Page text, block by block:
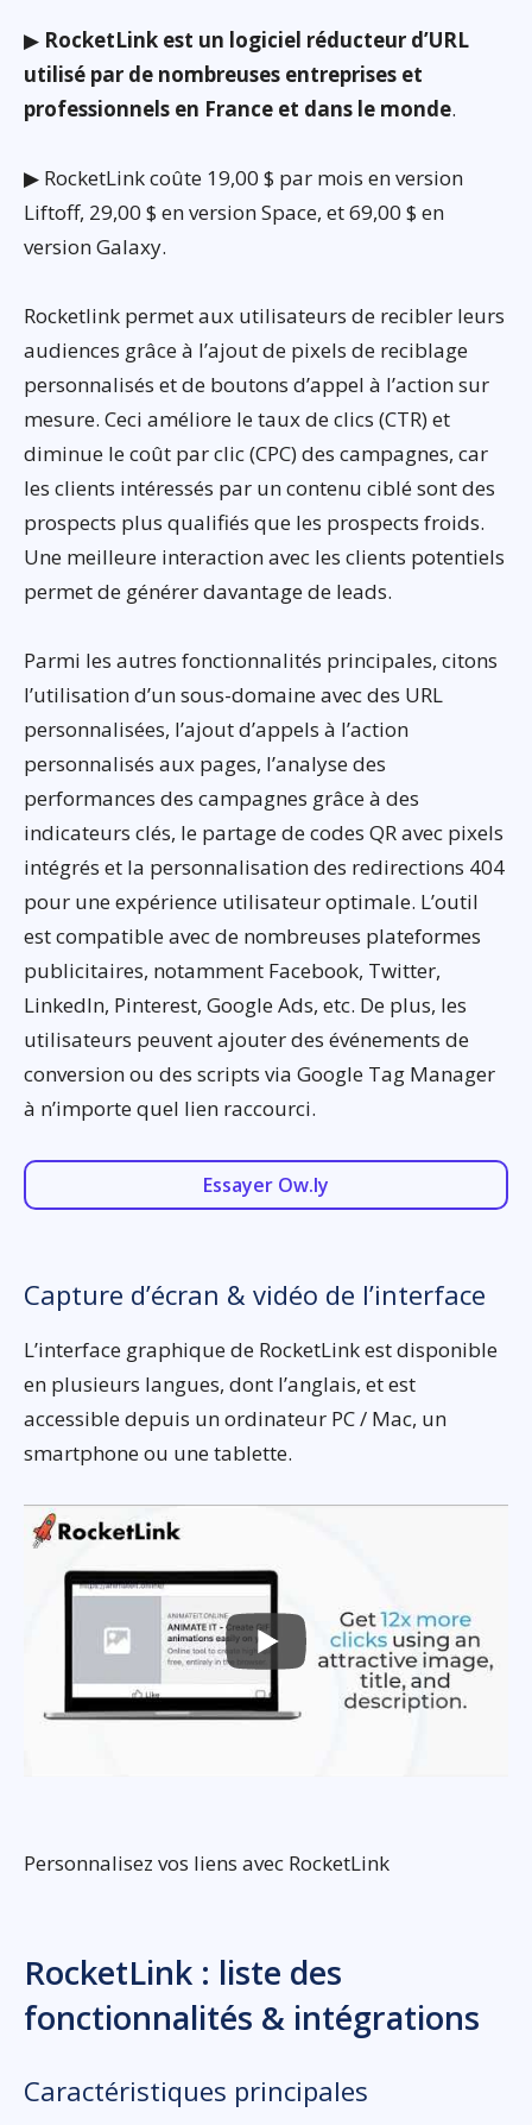
▶ RocketLink est un logiciel réducteur d’URL
utilisé par de nombreuses entreprises et
professionnels en France et dans le monde.
▶ RocketLink coûte 19,00 $ par mois en version
Liftoff, 29,00 $ en version Space, et 69,00 $ en
version Galaxy.
Rocketlink permet aux utilisateurs de recibler leurs
audiences grâce à l’ajout de pixels de reciblage
personnalisés et de boutons d’appel à l’action sur
mesure. Ceci améliore le taux de clics (CTR) et
diminue le coût par clic (CPC) des campagnes, car
les clients intéressés par un contenu ciblé sont des
prospects plus qualifiés que les prospects froids.
Une meilleure interaction avec les clients potentiels
permet de générer davantage de leads.
Parmi les autres fonctionnalités principales, citons
l’utilisation d’un sous-domaine avec des URL
personnalisées, l’ajout d’appels à l’action
personnalisés aux pages, l’analyse des
performances des campagnes grâce à des
indicateurs clés, le partage de codes QR avec pixels
intégrés et la personnalisation des redirections 404
pour une expérience utilisateur optimale. L’outil
est compatible avec de nombreuses plateformes
publicitaires, notamment Facebook, Twitter,
LinkedIn, Pinterest, Google Ads, etc. De plus, les
utilisateurs peuvent ajouter des événements de
conversion ou des scripts via Google Tag Manager
à n’importe quel lien raccourci.
Essayer Ow.ly
Capture d’écran & vidéo de l’interface
L’interface graphique de RocketLink est disponible
en plusieurs langues, dont l’anglais, et est
accessible depuis un ordinateur PC / Mac, un
smartphone ou une tablette.
Personnalisez vos liens avec RocketLink
RocketLink : liste des
fonctionnalités & intégrations
Caractéristiques principales